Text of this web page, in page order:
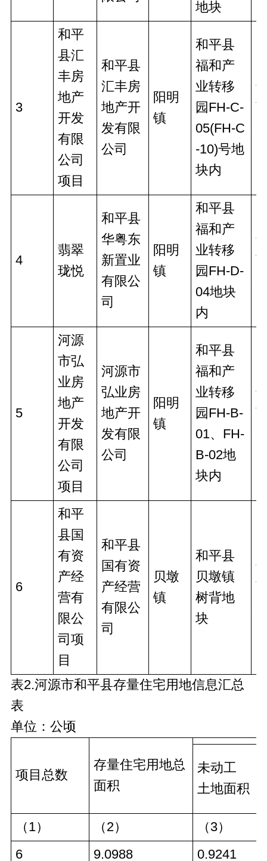
地块
3
和平
县汇
丰房
地产
开发
有限
公司
项目
和平县
汇丰房
地产开
发有限
公司
阳明
镇
和平县
福和产
业转移
园FH-C-
05(FH-C
-10)号地
块内
4
翡翠
珑悦
和平县
华粤东
新置业
有限公
司
阳明
镇
和平县
福和产
业转移
园FH-D-
04地块
内
5
河源
市弘
业房
地产
开发
有限
公司
项目
河源市
弘业房
地产开
发有限
公司
阳明
镇
和平县
福和产
业转移
园FH-B-
01、FH-
B-02地
块内
6
和平
县国
有资
产经
营有
限公
司项
目
和平县
国有资
产经营
有限公
司
贝墩
镇
和平县
贝墩镇
树背地
块
表2.河源市和平县存量住宅用地信息汇总
表
单位：公顷
项目总数
存量住宅用地总
面积
未动工
土地面积
（1） （2）
（3）
6
9.0988 0.9241